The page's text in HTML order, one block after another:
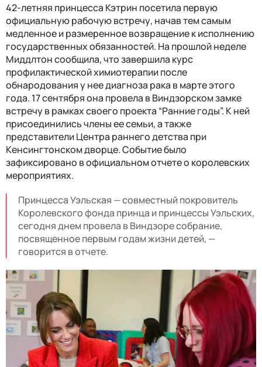
42-летняя принцесса Кэтрин посетила первую
официальную рабочую встречу, начав тем самым
медленное и размеренное возвращение к исполнению
государственных обязанностей. На прошлой неделе
Миддлтон сообщила, что завершила курс
профилактической химиотерапии после
обнародования у нее диагноза рака в марте этого
года. 17 сентября она провела в Виндзорском замке
встречу в рамках своего проекта “Ранние годы”. К ней
присоединились члены ее семьи, а также
представители Центра раннего детства при
Кенсингтонском дворце. Событие было
зафиксировано в официальном отчете о королевских
мероприятиях.
Принцесса Уэльская — совместный покровитель
Королевского фонда принца и принцессы Уэльских,
сегодня днем ​​провела в Виндзоре собрание,
посвященное первым годам жизни детей, —
говорится в отчете.